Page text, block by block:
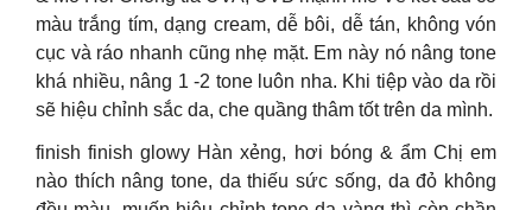
màu trắng tím, dạng cream, dễ bôi, dễ tán, không vón
cục và ráo nhanh cũng nhẹ mặt. Em này nó nâng tone
khá nhiều, nâng 1 -2 tone luôn nha. Khi tiệp vào da rồi
sẽ hiệu chỉnh sắc da, che quầng thâm tốt trên da mình.
finish finish glowy Hàn xẻng, hơi bóng & ẩm Chị em
nào thích nâng tone, da thiếu sức sống, da đỏ không